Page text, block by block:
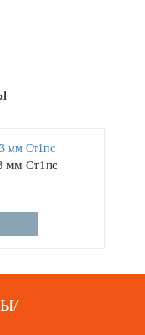
мм Ст1пс